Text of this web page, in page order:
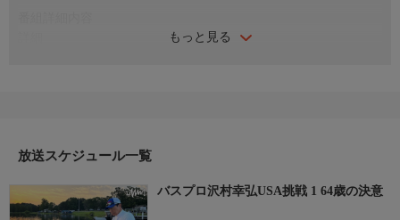
もっと見る
でのトーナメント生活に密着した。
＊初回放送：2024/8/13
放送スケジュール一覧
バスプロ沢村幸弘USA挑戦 1 64歳の決意